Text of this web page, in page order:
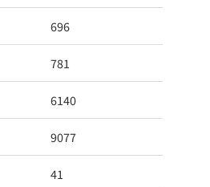
696
781
6140
9077
41